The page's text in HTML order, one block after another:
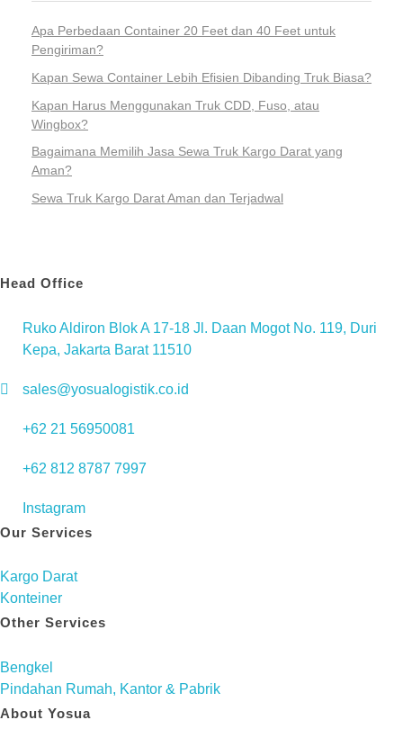
Apa Perbedaan Container 20 Feet dan 40 Feet untuk
Pengiriman?
Kapan Sewa Container Lebih Efisien Dibanding Truk Biasa?
Kapan Harus Menggunakan Truk CDD, Fuso, atau
Wingbox?
Bagaimana Memilih Jasa Sewa Truk Kargo Darat yang
Aman?
Sewa Truk Kargo Darat Aman dan Terjadwal
Head Office
Ruko Aldiron Blok A 17-18 Jl. Daan Mogot No. 119, Duri
Kepa, Jakarta Barat 11510
sales@yosualogistik.co.id
+62 21 56950081
+62 812 8787 7997
Instagram
Our Services
Kargo Darat
Konteiner
Other Services
Bengkel
Pindahan Rumah, Kantor & Pabrik
About Yosua